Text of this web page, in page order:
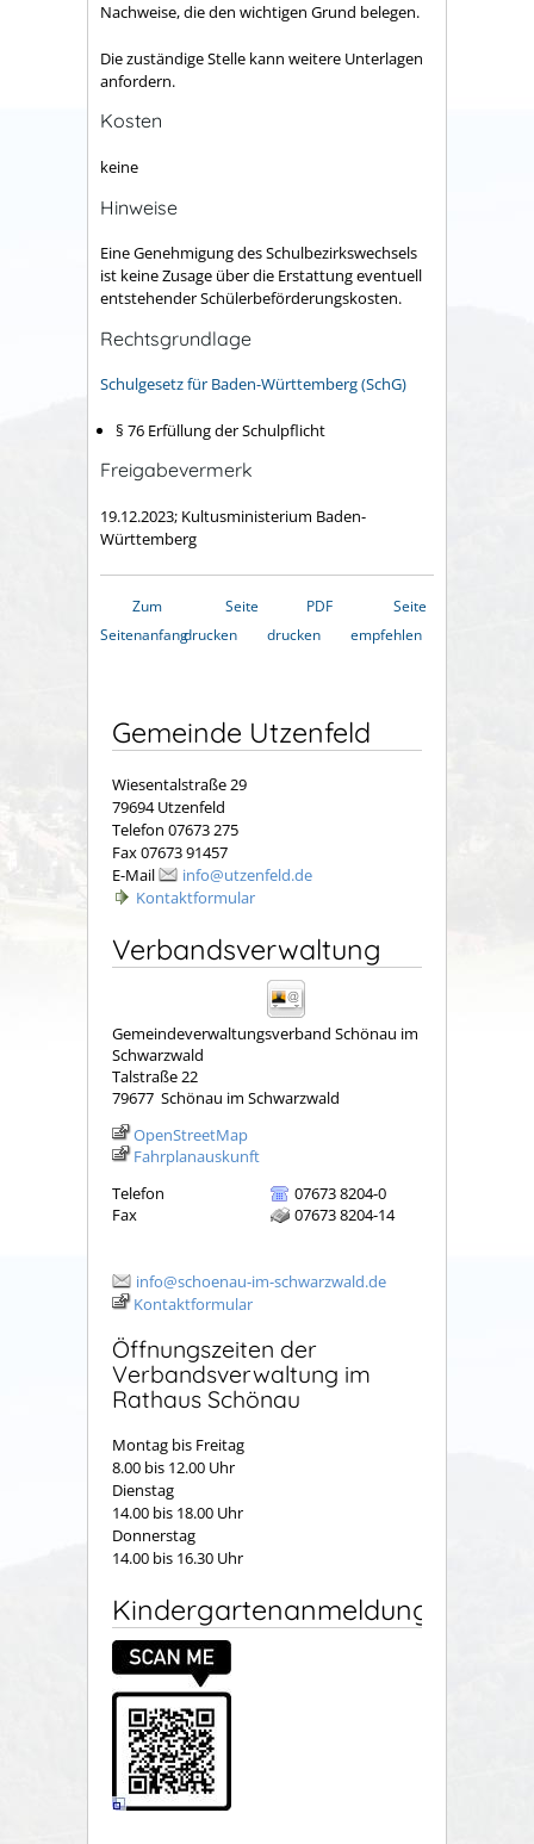
Nachweise, die den wichtigen Grund belegen.
Die zuständige Stelle kann weitere Unterlagen
anfordern.
Kosten
keine
Hinweise
Eine Genehmigung des Schulbezirkswechsels
ist keine Zusage über die Erstattung eventuell
entstehender Schülerbeförderungskosten.
Rechtsgrundlage
Schulgesetz für Baden-Württemberg (SchG)
§ 76 Erfüllung der Schulpflicht
Freigabevermerk
19.12.2023; Kultusministerium Baden-
Württemberg
Zum
Seitenanfang
Seite
drucken
PDF
drucken
Seite
empfehlen
Gemeinde Utzenfeld
Wiesentalstraße 29
79694 Utzenfeld
Telefon 07673 275
Fax 07673 91457
E-Mail
info@utzenfeld.de
Kontaktformular
Verbandsverwaltung
Gemeindeverwaltungsverband Schönau im
Schwarzwald
Talstraße 22
79677 Schönau im Schwarzwald
OpenStreetMap
Fahrplanauskunft
Telefon
07673 8204-0
Fax
07673 8204-14
info@schoenau-im-schwarzwald.de
Kontaktformular
Öffnungszeiten der
Verbandsverwaltung im
Rathaus Schönau
Montag bis Freitag
8.00 bis 12.00 Uhr
Dienstag
14.00 bis 18.00 Uhr
Donnerstag
14.00 bis 16.30 Uhr
Kindergartenanmeldung